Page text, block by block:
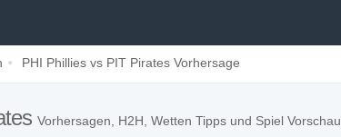
PHI Phillies vs PIT Pirates Vorhersage
Vorhersagen, H2H, Wetten Tipps und Spiel Vorschau